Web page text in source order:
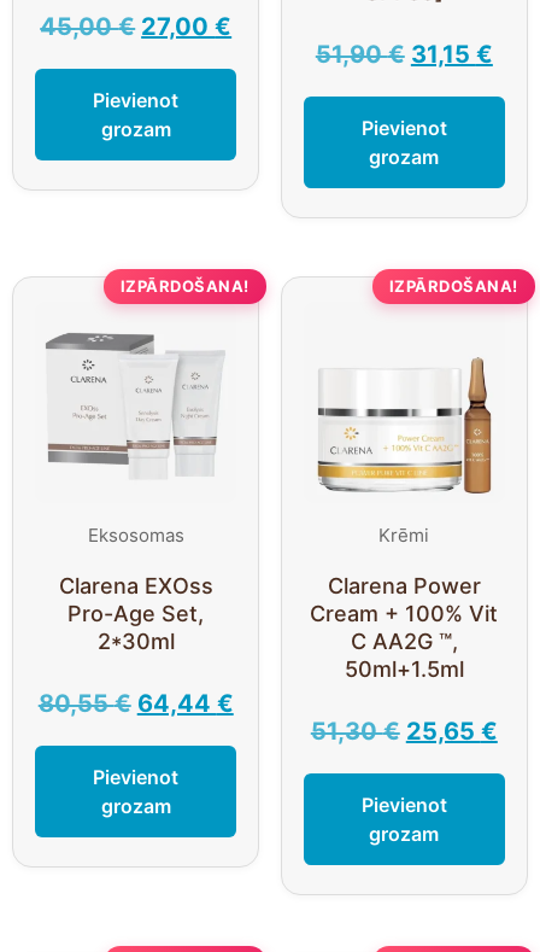
45,00€ 27,00€
Pievienot
grozam
51,90€ 31,15 €
Pievienot
grozam
IZPĀRDOŠANA!
Eksosomas
Clarena EXOss
Pro-Age Set,
2*30ml
80,55€ 64,44 €
Pievienot
grozam
IZPĀRDOŠANA!
Krēmi
Clarena Power
Cream + 100% Vit
C AA2G ™,
50ml+1.5ml
51,30€ 25,65 €
Pievienot
grozam